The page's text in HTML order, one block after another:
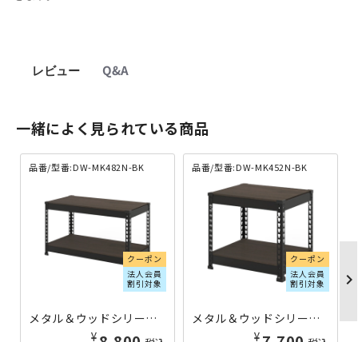
レビュー Q&A
一緒によく見られている商品
品番/型番:DW-MK482N-BK
クーポン
法人会員
割引対象
メタル＆ウッドシリーズ専用追加2段セット W810×D410×H450 ブラック DW-MK482N-BK | 329373
¥
品番/型番:DW-MK452N-BK
クーポン
法人会員
割引対象
メタル＆ウッドシリーズ専用追加2段セット W510×D410×H450 ブラック DW-MK452N-BK | 329375
¥
chevron_right